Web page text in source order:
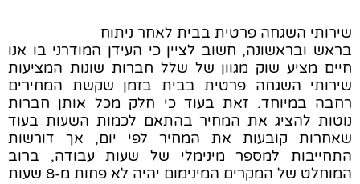
שירותי השגחה פרטית בבית לאחר ניתוח
בראש ובראשונה, חשוב לציין כי העידן המודרני בו אנו
חיים מציע שוק מגוון של שלל חברות שונות המציעות
שירותי השגחה פרטית בבית בזמן שקשת המחירים
רחבה במיוחד. זאת בעוד כי חלק מכל אותן חברות
נוטות להציג את המחיר בהתאם לכמות השעות בעוד
שאחרות קובעות את המחיר לפי יום, אך דורשות
התחייבות למספר מינימלי של שעות עבודה, ברוב
המוחלט של המקרים המינימום יהיה לא פחות מ-8 שעות